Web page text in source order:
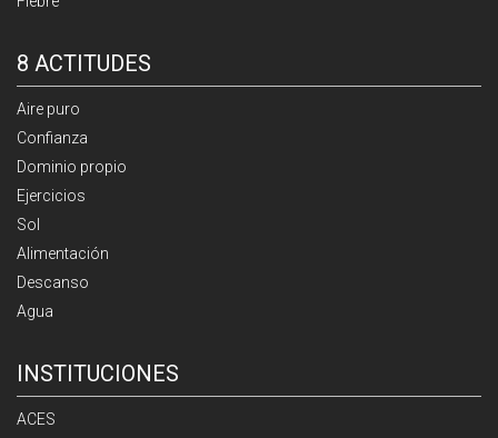
8 ACTITUDES
Aire puro
Confianza
Dominio propio
Ejercicios
Sol
Alimentación
Descanso
Agua
INSTITUCIONES
ACES